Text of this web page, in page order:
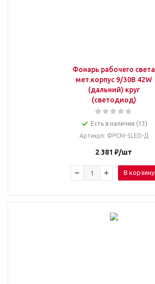
Фонарь рабочего света
мет.корпус 9/30В 42W
(дальний) круг
(светодиод)
Есть в наличии (13)
Артикул: ФРСМ-5LED-Д
2 381 ₽/шт
В корзину